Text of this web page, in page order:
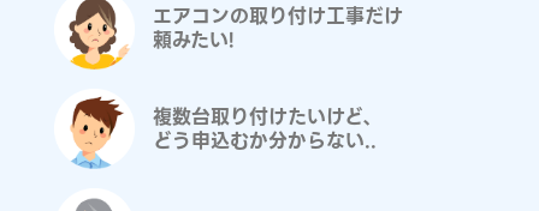
エアコンの取り付け工事だけ
頼みたい!
複数台取り付けたいけど、
どう申込むか分からない..